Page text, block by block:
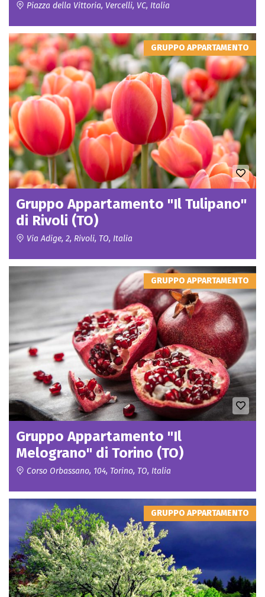
Piazza della Vittoria, Vercelli, VC, Italia
GRUPPO APPARTAMENTO
Gruppo Appartamento "Il Tulipano"
di Rivoli (TO)
Via Adige, 2, Rivoli, TO, Italia
GRUPPO APPARTAMENTO
Gruppo Appartamento "Il
Melograno" di Torino (TO)
Corso Orbassano, 104, Torino, TO, Italia
GRUPPO APPARTAMENTO